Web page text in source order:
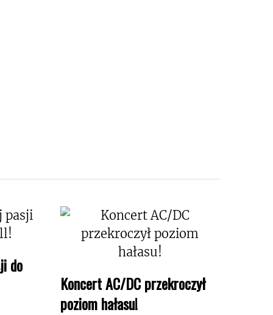
do
Koncert AC/DC przekroczył
poziom hałasu!